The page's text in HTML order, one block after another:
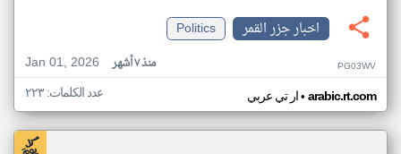
اخبار جزر القمر
Politics
Jan 01, 2026
منذ ٧ أشهر PG03WV
ار تي عربي• arabic.rt.com عدد الكلمات: ٢٢٣